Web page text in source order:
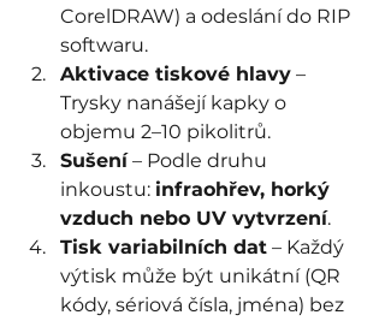
CorelDRAW) a odeslání do RIP
softwaru.
Aktivace tiskové hlavy –
Trysky nanášejí kapky o
objemu 2–10 pikolitrů.
Sušení – Podle druhu
inkoustu: infraohřev, horký
vzduch nebo UV vytvrzení.
Tisk variabilních dat – Každý
výtisk může být unikátní (QR
kódy, sériová čísla, jména) bez